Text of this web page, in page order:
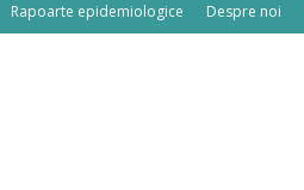
Rapoarte epidemiologice Despre noi